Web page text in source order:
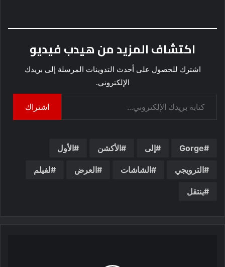
اكتشاف المزيد من هيدب فيديو
اشترك للحصول على أحدث التدوينات المرسلة إلى بريدك
الإلكتروني.
اشتراك
Gorge إلى الأكشن الأول
الترويجي الشاشات العرض لفيلم
ينتقل